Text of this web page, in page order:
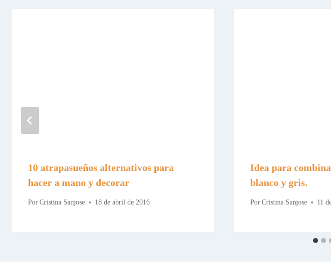
10 atrapasueños alternativos para
hacer a mano y decorar
Por Cristina Sanjose 18 de abril de 2016
Idea para
blanco y gris.
Por Cristina Sanjose 11